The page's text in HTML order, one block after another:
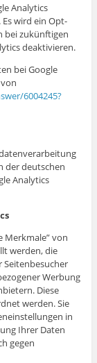
Analytics
wird ein Opt-
bei zukünftigen
deaktivieren.
bei Google
6004245?
der deutschen
Analytics
Merkmale” von
werden, die
Seitenbesucher
Werbung
Diese
werden. Sie
in
Ihrer Daten
gegen